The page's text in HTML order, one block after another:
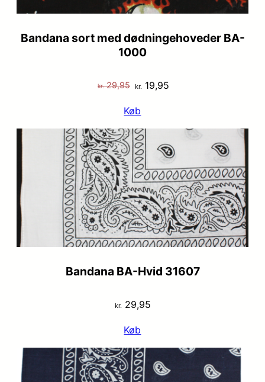
Bandana sort med dødningehoveder BA-
1000
kr.29,95 Den
pris
var:
kr. 29,95.
kr. 19,95
er:
kr. 19,95.
Køb
Bandana BA-Hvid 31607
kr. 29,95
Køb